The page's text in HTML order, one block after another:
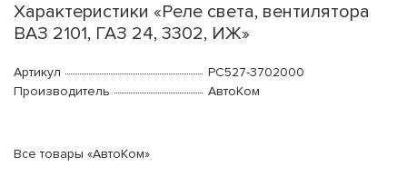
Характеристики «Реле света, вентилятора
ВАЗ 2101, ГАЗ 24, 3302, ИЖ»
Артикул
РС527-3702000
Производитель
АвтоКом
Все товары «АвтоКом»